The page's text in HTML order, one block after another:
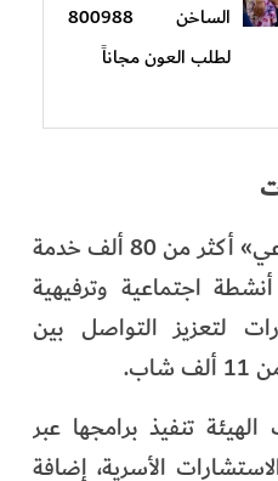
الساخن 800988
لطلب العون مجاناً
وسجل «نادي ذخر الاجتماعي» أكثر من 80 ألف خدمة
اجتماعية وترفيهية
لتعزيز التواصل بين
تنفيذ برامجها عبر
الأسرية، إضافة